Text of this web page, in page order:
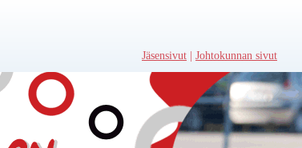
Jäsensivut Johtokunnan sivut